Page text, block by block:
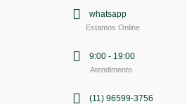
whatsapp
Estamos Online
9:00 - 19:00
Atendimento
(11) 96599-3756